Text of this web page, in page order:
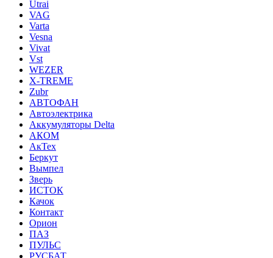
Utrai
VAG
Varta
Vesna
Vivat
Vst
WEZER
X-TREME
Zubr
АВТОФАН
Автоэлектрика
Аккумуляторы Delta
АКОМ
АкТех
Беркут
Вымпел
Зверь
ИСТОК
Качок
Контакт
Орион
ПАЗ
ПУЛЬС